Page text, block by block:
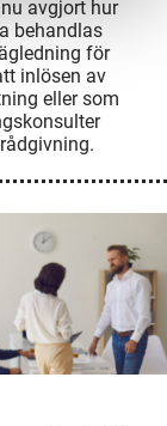
avgjort hur
behandlas
för
inlösen av
eller som